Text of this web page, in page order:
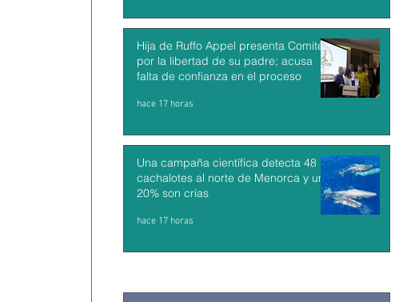
Hija de Ruffo Appel presenta Comité
por la libertad de su padre; acusa
falta de confianza en el proceso
hace 17 horas
Una campaña científica detecta 48
cachalotes al norte de Menorca y un
20% son crías
hace 17 horas